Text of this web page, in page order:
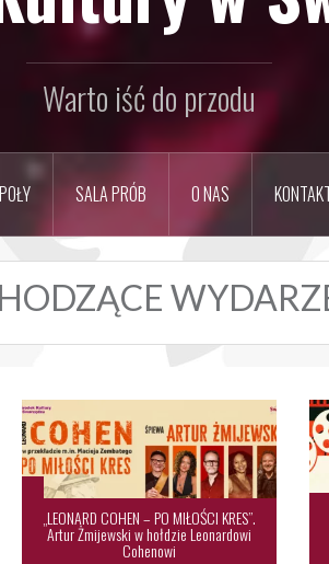
Warto iść do przodu
SALA PRÓB O NAS
„LEONARD COHEN – PO MIŁOŚCI KRES”.
Artur Żmijewski w hołdzie Leonardowi
Cohenowi